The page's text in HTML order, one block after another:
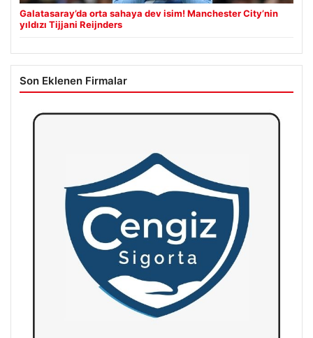
Galatasaray’da orta sahaya dev isim! Manchester City’nin
yıldızı Tijjani Reijnders
Son Eklenen Firmalar